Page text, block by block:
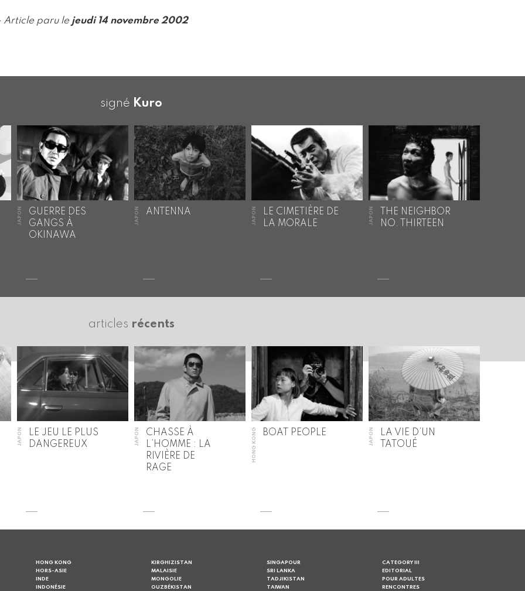
Article paru le jeudi 14 novembre 2002
signé Kuro
JAPON
GUERRE DES
GANGS À
OKINAWA
JAPON ANTENNA JAPON
LE CIMETIÈRE DE
LA MORALE
JAPON
THE NEIGHBOR
NO. THIRTEEN
articles récents
JAPON
LE JEU LE PLUS
DANGEREUX
JAPON
CHASSE À
L’HOMME : LA
RIVIÈRE DE
RAGE
HONG KONG BOAT PEOPLE JAPON
LA VIE D’UN
TATOUÉ
HONG KONG
HORS-ASIE
INDE
INDONÉSIE
KIRGHIZISTAN
MALAISIE
MONGOLIE
OUZBÉKISTAN
SINGAPOUR
SRI LANKA
TADJIKISTAN
TAIWAN
CATEGORY III
EDITORIAL
POUR ADULTES
RENCONTRES